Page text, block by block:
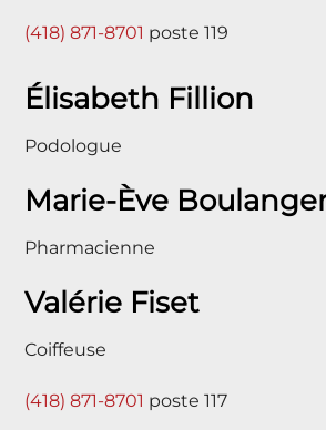
(418) 871-8701 poste 119
Élisabeth Fillion
Podologue
Marie-Ève
Pharmacienne
Valérie Fiset
Coiffeuse
(418) 871-8701 poste 117